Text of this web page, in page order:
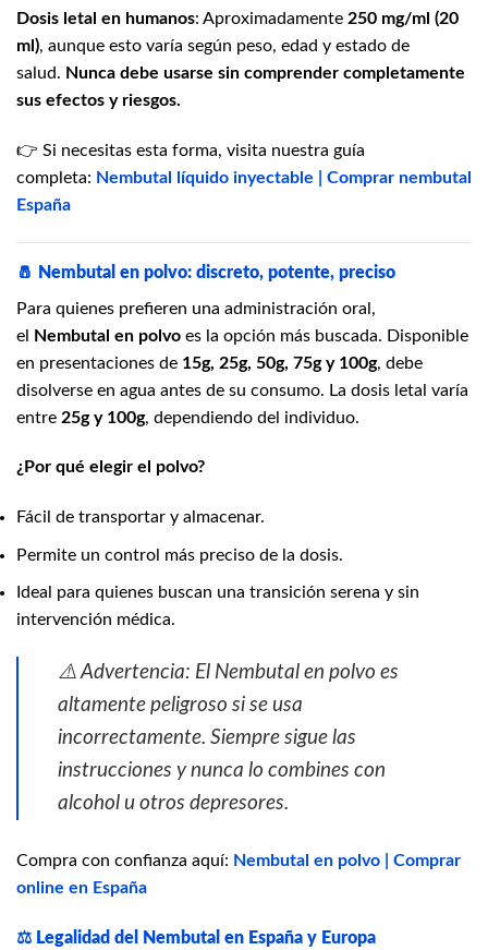
Dosis letal en humanos: Aproximadamente 250 mg/ml (20
ml), aunque esto varía según peso, edad y estado de
salud. Nunca debe usarse sin comprender completamente
sus efectos y riesgos.
👉 Si necesitas esta forma, visita nuestra guía
completa: Nembutal líquido inyectable | Comprar nembutal
España
🧂 Nembutal en polvo: discreto, potente, preciso
Para quienes prefieren una administración oral,
el Nembutal en polvo es la opción más buscada. Disponible
en presentaciones de 15g, 25g, 50g, 75g y 100g, debe
disolverse en agua antes de su consumo. La dosis letal varía
entre 25g y 100g, dependiendo del individuo.
¿Por qué elegir el polvo?
Fácil de transportar y almacenar.
Permite un control más preciso de la dosis.
Ideal para quienes buscan una transición serena y sin
intervención médica.
⚠️Advertencia: El Nembutal en polvo es
altamente peligroso si se usa
incorrectamente. Siempre sigue las
instrucciones y nunca lo combines con
alcohol u otros depresores.
Compra con confianza aquí: Nembutal en polvo | Comprar
online en España
⚖️ Legalidad del Nembutal en España y Europa